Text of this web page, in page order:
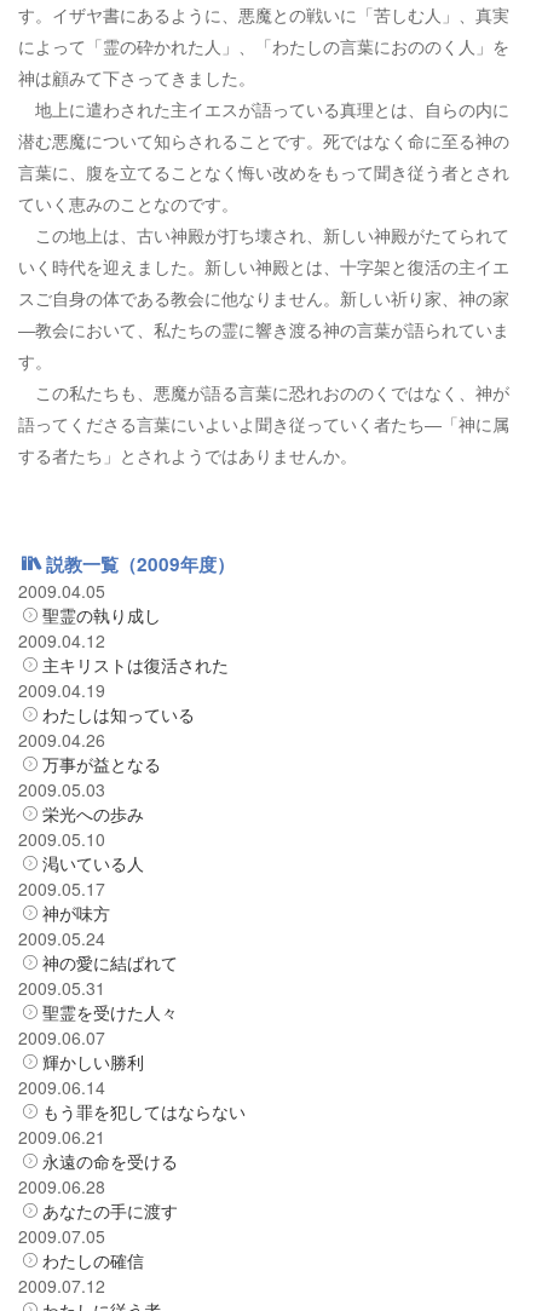
す。イザヤ書にあるように、悪魔との戦いに「苦しむ人」、真実
によって「霊の砕かれた人」、「わたしの言葉におののく人」を
神は顧みて下さってきました。
地上に遣わされた主イエスが語っている真理とは、自らの内に
潜む悪魔について知らされることです。死ではなく命に至る神の
言葉に、腹を立てることなく悔い改めをもって聞き従う者とされ
ていく恵みのことなのです。
この地上は、古い神殿が打ち壊され、新しい神殿がたてられて
いく時代を迎えました。新しい神殿とは、十字架と復活の主イエ
スご自身の体である教会に他なりません。新しい祈り家、神の家
―教会において、私たちの霊に響き渡る神の言葉が語られていま
す。
この私たちも、悪魔が語る言葉に恐れおののくではなく、神が
語ってくださる言葉にいよいよ聞き従っていく者たち―「神に属
する者たち」とされようではありませんか。
説教一覧（2009年度）
2009.04.05
聖霊の執り成し
2009.04.12
主キリストは復活された
2009.04.19
わたしは知っている
2009.04.26
万事が益となる
2009.05.03
栄光への歩み
2009.05.10
渇いている人
2009.05.17
神が味方
2009.05.24
神の愛に結ばれて
2009.05.31
聖霊を受けた人々
2009.06.07
輝かしい勝利
2009.06.14
もう罪を犯してはならない
2009.06.21
永遠の命を受ける
2009.06.28
あなたの手に渡す
2009.07.05
わたしの確信
2009.07.12